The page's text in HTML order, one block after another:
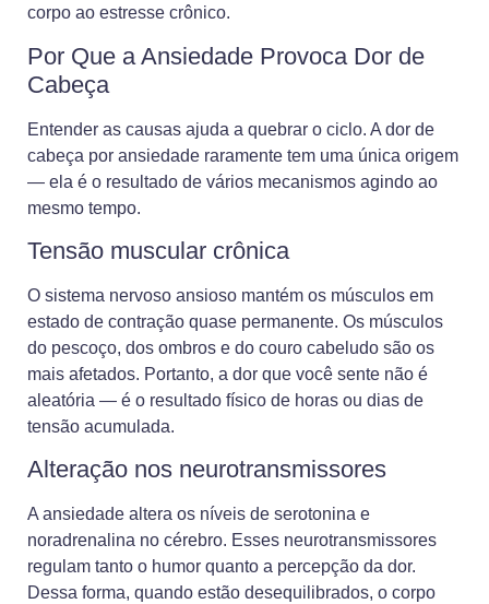
corpo ao estresse crônico.
Por Que a Ansiedade Provoca Dor de
Cabeça
Entender as causas ajuda a quebrar o ciclo. A dor de
cabeça por ansiedade raramente tem uma única origem
— ela é o resultado de vários mecanismos agindo ao
mesmo tempo.
Tensão muscular crônica
O sistema nervoso ansioso mantém os músculos em
estado de contração quase permanente. Os músculos
do pescoço, dos ombros e do couro cabeludo são os
mais afetados. Portanto, a dor que você sente não é
aleatória — é o resultado físico de horas ou dias de
tensão acumulada.
Alteração nos neurotransmissores
A ansiedade altera os níveis de serotonina e
noradrenalina no cérebro. Esses neurotransmissores
regulam tanto o humor quanto a percepção da dor.
Dessa forma, quando estão desequilibrados, o corpo